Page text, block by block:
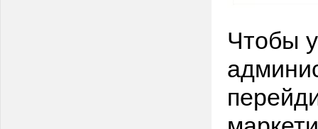
Чтобы